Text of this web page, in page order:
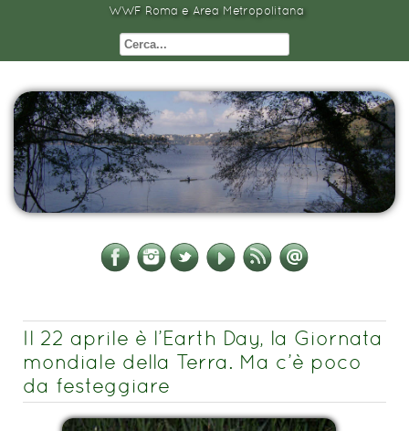
WWF Roma e Area Metropolitana
Il 22 aprile è l’Earth Day, la Giornata
mondiale della Terra. Ma c’è poco
da festeggiare